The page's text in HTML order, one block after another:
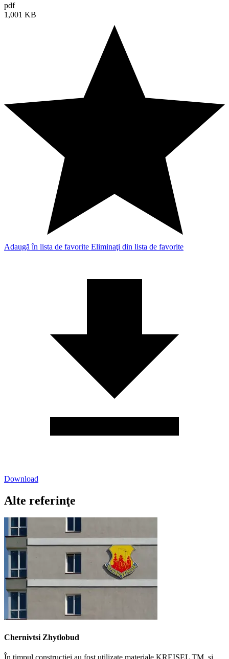
pdf
1,001 KB
Adaugă în lista de favorite Eliminaţi din lista de favorite
Download
Alte referinţe
Chernivtsi Zhytlobud
În timpul construcției au fost utilizate materiale KREISEL TM, și